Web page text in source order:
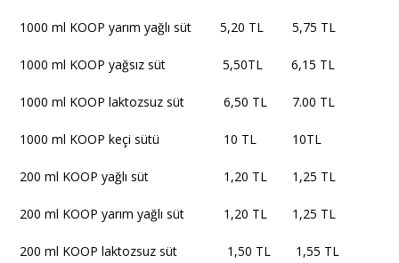
1000 ml KOOP yarım yağlı süt 5,20 TL 5,75 TL
1000 ml KOOP yağsız süt 5,50TL 6,15 TL
1000 ml KOOP laktozsuz süt 6,50 TL 7.00 TL
1000 ml KOOP keçi sütü 10 TL 10TL
200 ml KOOP yağlı süt 1,20 TL 1,25 TL
200 ml KOOP yarım yağlı süt 1,20 TL 1,25 TL
200 ml KOOP laktozsuz süt 1,50 TL 1,55 TL